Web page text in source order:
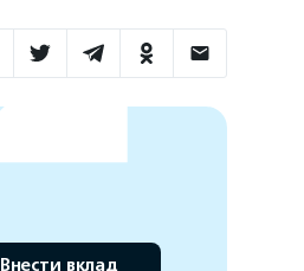
Внести вклад